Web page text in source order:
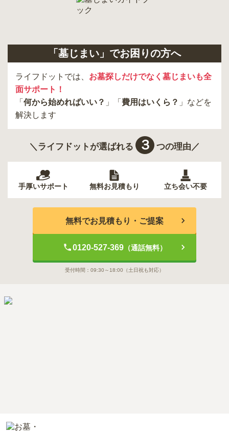
「墓じまい」でお困りの方へ
ライフドットでは、 お墓探しだけでなく墓じまいも全
面サポート！
「 何から始めればいい？ 」「 費用はいくら？ 」などを
解決します
＼ライフドットが選ばれる ３ つの理由／
手厚いサポート 無料お見積もり 立ち会い不要
無料でお見積もり・ご提案
0120-527-369（通話無料）
受付時間： 09:30～18:00 （土日祝も対応）